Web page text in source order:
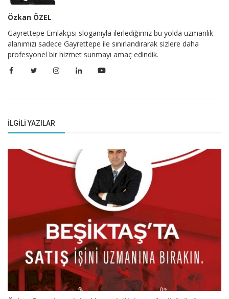
Özkan ÖZEL
Gayrettepe Emlakçısı sloganıyla ilerlediğimiz bu yolda uzmanlık
alanımızı sadece Gayrettepe ile sınırlandırarak sizlere daha
profesyonel bir hizmet sunmayı amaç edindik.
İLGILI YAZILAR